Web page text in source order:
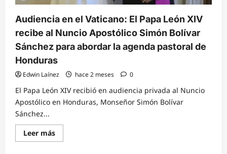
Audiencia en el Vaticano: El Papa León XIV
recibe al Nuncio Apostólico Simón Bolívar
Sánchez para abordar la agenda pastoral de
Honduras
Edwin Laínez hace 2 meses 0
El Papa León XIV recibió en audiencia privada al Nuncio
Apostólico en Honduras, Monseñor Simón Bolívar
Sánchez...
Leer másRead
more